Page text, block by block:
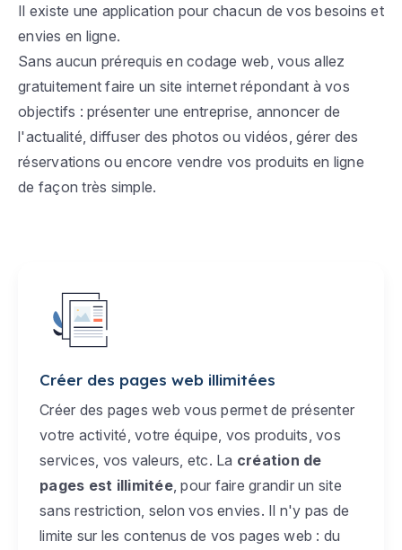
Il existe une application pour chacun de vos besoins et
envies en ligne.
Sans aucun prérequis en codage web, vous allez
gratuitement faire un site internet répondant à vos
objectifs : présenter une entreprise, annoncer de
l'actualité, diffuser des photos ou vidéos, gérer des
réservations ou encore vendre vos produits en ligne
de façon très simple.
Créer des pages web illimitées
Créer des pages web vous permet de présenter
votre activité, votre équipe, vos produits, vos
services, vos valeurs, etc. La création de
pages est illimitée, pour faire grandir un site
sans restriction, selon vos envies. Il n'y pas de
limite sur les contenus de vos pages web : du